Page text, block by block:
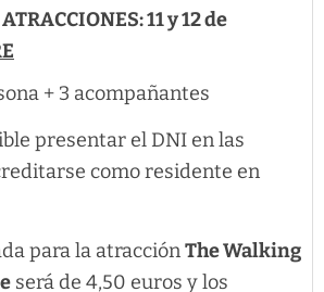
11 y 12 de
+ 3 acompañantes
presentar el DNI en las
como residente en
para la atracciónThe Walking
será de 4,50 euros y los